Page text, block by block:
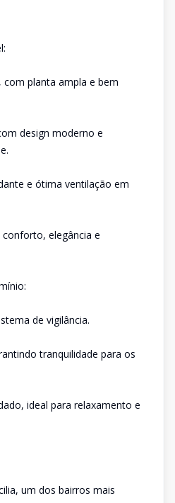
com planta ampla e bem
design moderno e
e ótima ventilação em
elegância e
de vigilância.
tranquilidade para os
ideal para relaxamento e
um dos bairros mais